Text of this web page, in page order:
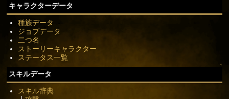
キャラクターデータ
種族データ
ジョブデータ
二つ名
ストーリーキャラクター
ステータス一覧
↑
スキルデータ
スキル辞典